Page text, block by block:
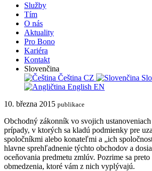
Služby
Tím
O nás
Aktuality
Pro Bono
Kariéra
Kontakt
Slovenčina
Čeština CZ
English EN
10. března 2015 publikace
Obchodný zákonník vo svojich
prípady, v ktorých sa kladú podmienky pre
spoločníkmi alebo konateľmi a „ich
hlavne sprehľadnenie týchto obchodov a
oceňovania predmetu zmlúv. Pozrime sa
obmedzenia, ktoré vám z nich vyplývajú.